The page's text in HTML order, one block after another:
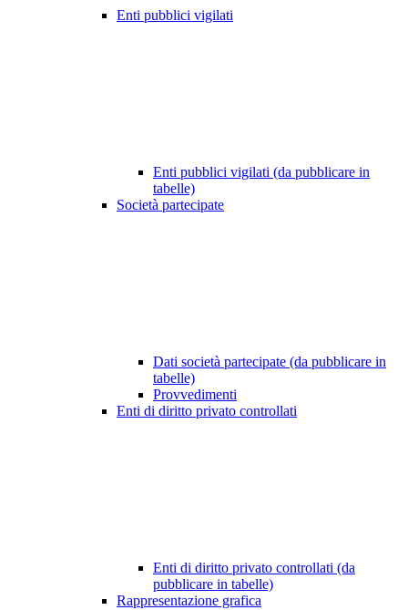
Enti pubblici vigilati
Enti pubblici vigilati (da pubblicare in
tabelle)
Società partecipate
Dati società partecipate (da pubblicare in
tabelle)
Provvedimenti
Enti di diritto privato controllati
Enti di diritto privato controllati (da
pubblicare in tabelle)
Rappresentazione grafica